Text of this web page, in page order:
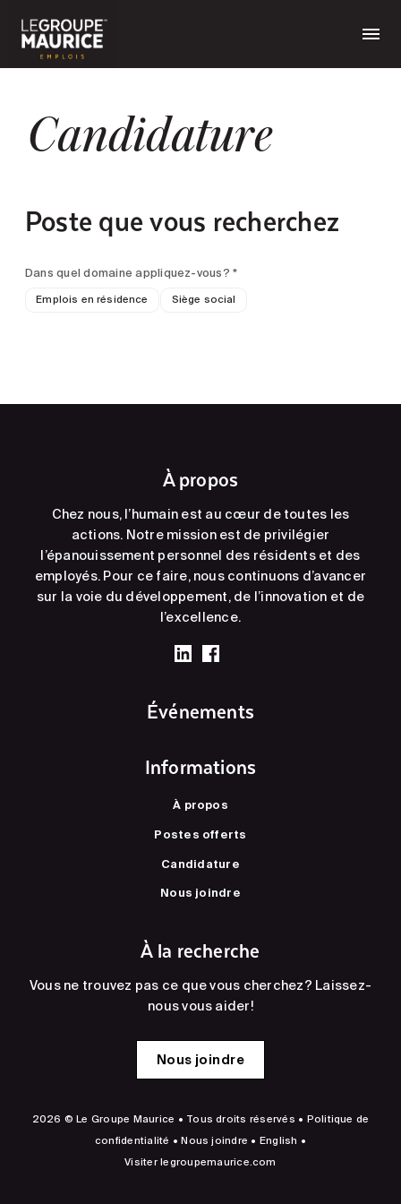
Candidature
Poste que vous recherchez
Dans quel domaine appliquez-vous? *
Emplois en résidence Siège social
À propos
Chez nous, l’humain est au cœur de toutes les
actions. Notre mission est de privilégier
l’épanouissement personnel des résidents et des
employés. Pour ce faire, nous continuons d’avancer
sur la voie du développement, de l’innovation et de
l’excellence.
Événements
Informations
À propos
Postes offerts
Candidature
Nous joindre
À la recherche
Vous ne trouvez pas ce que vous cherchez? Laissez-
nous vous aider!
Nous joindre
2026 © Le Groupe Maurice • Tous droits réservés • Politique de
confidentialité •Nous joindre • English •
Visiterlegroupemaurice.com